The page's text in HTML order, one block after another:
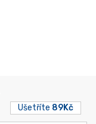
Ušetříte 89Kč